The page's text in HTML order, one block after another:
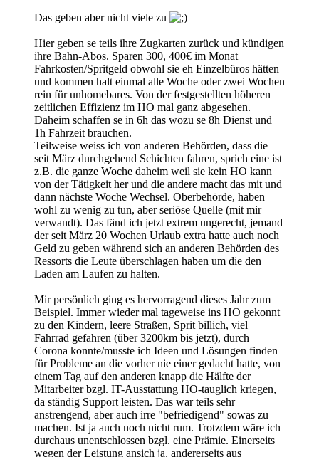
Das geben aber nicht viele zu
Hier geben se teils ihre Zugkarten zurück und kündigen
ihre Bahn-Abos. Sparen 300, 400€ im Monat
Fahrkosten/Spritgeld obwohl sie eh Einzelbüros hätten
und kommen halt einmal alle Woche oder zwei Wochen
rein für unhomebares. Von der festgestellten höheren
zeitlichen Effizienz im HO mal ganz abgesehen.
Daheim schaffen se in 6h das wozu se 8h Dienst und
1h Fahrzeit brauchen.
Teilweise weiss ich von anderen Behörden, dass die
seit März durchgehend Schichten fahren, sprich eine ist
z.B. die ganze Woche daheim weil sie kein HO kann
von der Tätigkeit her und die andere macht das mit und
dann nächste Woche Wechsel. Oberbehörde, haben
wohl zu wenig zu tun, aber seriöse Quelle (mit mir
verwandt). Das fänd ich jetzt extrem ungerecht, jemand
der seit März 20 Wochen Urlaub extra hatte auch noch
Geld zu geben während sich an anderen Behörden des
Ressorts die Leute überschlagen haben um die den
Laden am Laufen zu halten.
Mir persönlich ging es hervorragend dieses Jahr zum
Beispiel. Immer wieder mal tageweise ins HO gekonnt
zu den Kindern, leere Straßen, Sprit billich, viel
Fahrrad gefahren (über 3200km bis jetzt), durch
Corona konnte/musste ich Ideen und Lösungen finden
für Probleme an die vorher nie einer gedacht hatte, von
einem Tag auf den anderen knapp die Hälfte der
Mitarbeiter bzgl. IT-Ausstattung HO-tauglich kriegen,
da ständig Support leisten. Das war teils sehr
anstrengend, aber auch irre "befriedigend" sowas zu
machen. Ist ja auch noch nicht rum. Trotzdem wäre ich
durchaus unentschlossen bzgl. eine Prämie. Einerseits
wegen der Leistung ansich ja, andererseits aus